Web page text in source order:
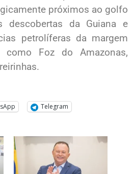
próximos ao golfo
descobertas da Guiana e
petrolíferas da margem
como Foz do Amazonas,
Telegram